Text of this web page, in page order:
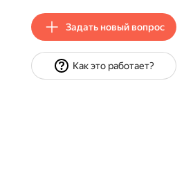
Задать новый вопрос
Как это работает?